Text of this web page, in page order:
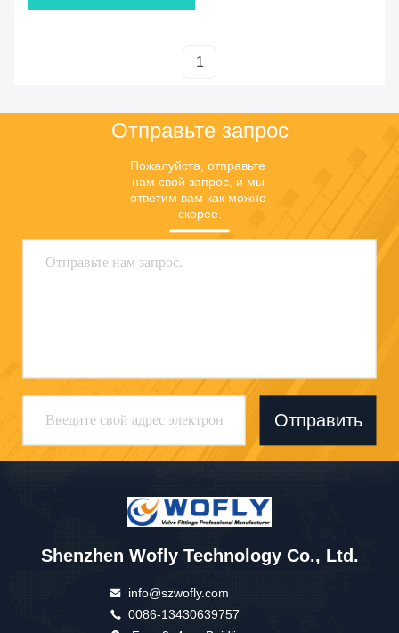
1
Отправьте запрос
Пожалуйста, отправьте
нам свой запрос, и мы
ответим вам как можно
скорее.
Отправить
Shenzhen Wofly Technology Co., Ltd.
info@szwofly.com
0086-13430639757